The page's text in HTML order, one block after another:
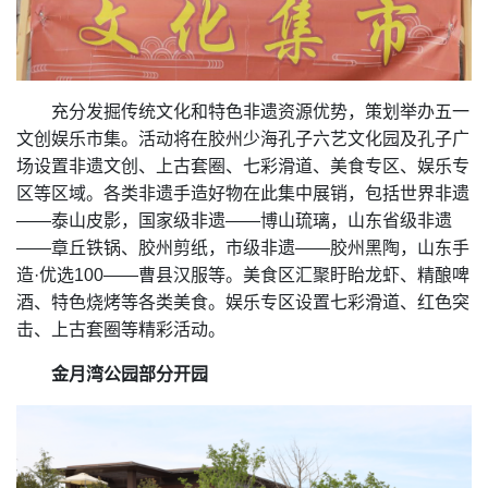
充分发掘传统文化和特色非遗资源优势，策划举办五一
文创娱乐市集。活动将在胶州少海孔子六艺文化园及孔子广
场设置非遗文创、上古套圈、七彩滑道、美食专区、娱乐专
区等区域。各类非遗手造好物在此集中展销，包括世界非遗
——泰山皮影，国家级非遗——博山琉璃，山东省级非遗
——章丘铁锅、胶州剪纸，市级非遗——胶州黑陶，山东手
造·优选100——曹县汉服等。美食区汇聚盱眙龙虾、精酿啤
酒、特色烧烤等各类美食。娱乐专区设置七彩滑道、红色突
击、上古套圈等精彩活动。
金月湾公园部分开园